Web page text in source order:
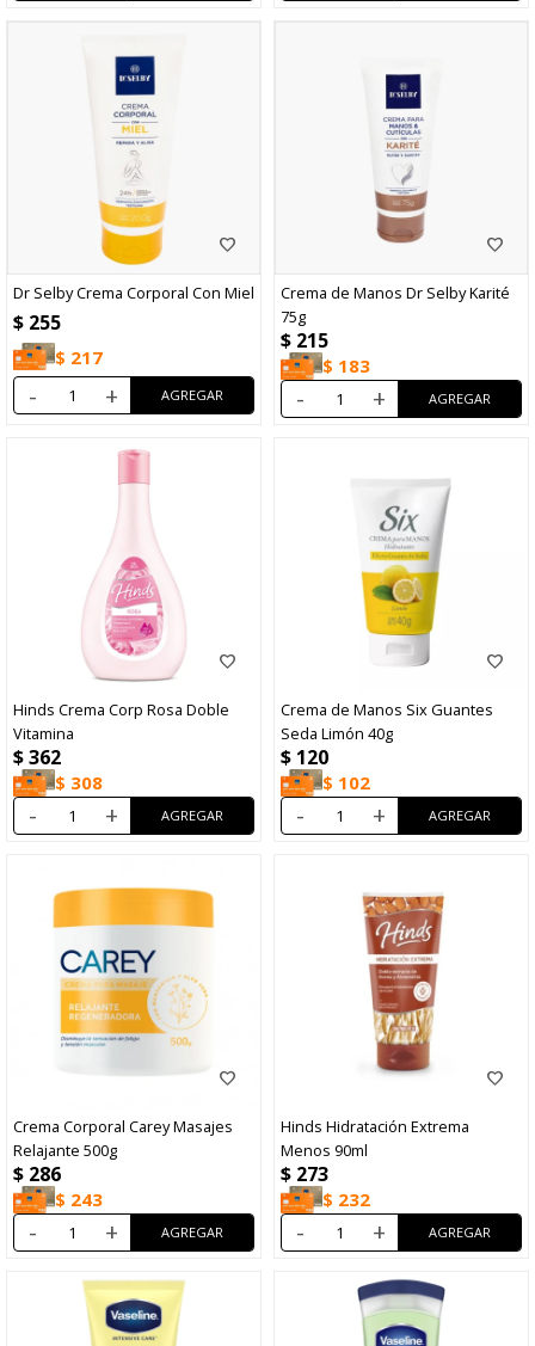
Dr Selby Crema Corporal Con Miel
$ 255
$ 217
- +
Crema de Manos Dr Selby Karité
75g
$ 215
$ 183
- +
Hinds Crema Corp Rosa Doble
Vitamina
$362
$ 308
- +
Crema de Manos Six Guantes
Seda Limón 40g
$ 120
$ 102
- +
Crema Corporal Carey Masajes
Relajante 500g
$ 286
$ 243
- +
Hinds Hidratación Extrema
Menos 90ml
$ 273
$ 232
- +